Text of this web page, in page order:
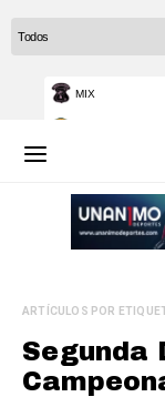
ARTÍCULOS POR
Segunda